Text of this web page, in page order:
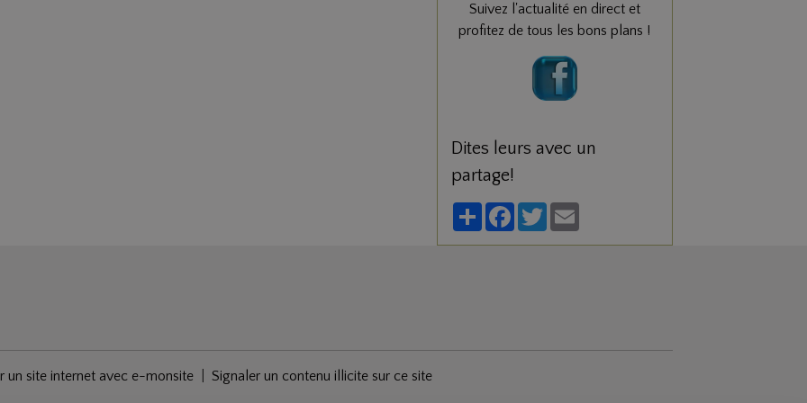
Suivez l'actualité en direct et
profitez de tous les bons plans !
Dites leurs avec un
partage!
PartagerFacebook
Twitter
un site internet avec e-monsite Signaler un contenu illicite sur ce site